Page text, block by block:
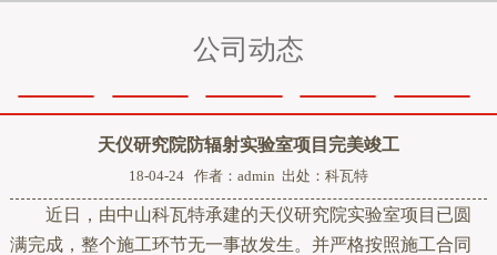
公司动态
天仪研究院防辐射实验室项目完美竣工
18-04-24 作者：admin 出处：科瓦特
近日，由中山科瓦特承建的天仪研究院实验室项目已圆
满完成，整个施工环节无一事故发生。并严格按照施工合同